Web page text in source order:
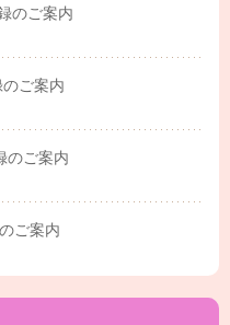
のご案内
ご案内
のご案内
ご案内